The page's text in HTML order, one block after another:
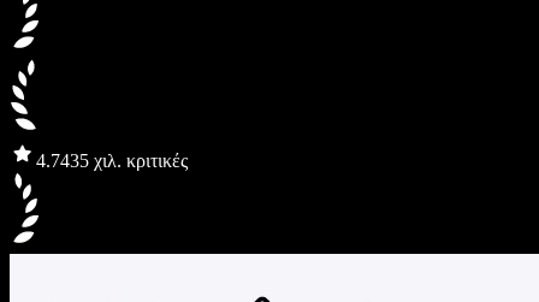
4.7435 χιλ. κριτικές